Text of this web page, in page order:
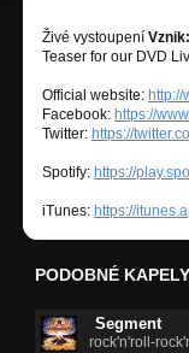
Živé vystoupení
Teaser for our DVD
Official website:
Facebook: https://
Twitter: https://
Spotify: https://
iTunes: https://
PODOBNÉ KAPELY
Segment
rock'n'roll-